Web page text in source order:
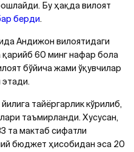
Бу ҳақда вилоят
берди.
Андижон вилоятидаги
60 минг нафар бола
бўйича жами ўқувчилар
тайёргарлик кўрилиб,
таъмирланди. Хусусан,
та мактаб сифатли
бюджет ҳисобидан эса 20